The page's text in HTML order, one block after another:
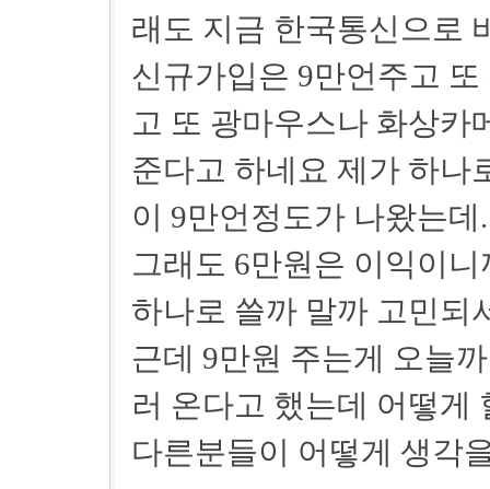
래도 지금 한국통신으로
신규가입은 9만언주고
고 또 광마우스나 화상카
준다고 하네요 제가 하나
이 9만언정도가 나왔는데
그래도 6만원은 이익이
하나로 쓸까 말까 고민되
근데 9만원 주는게 오늘
러 온다고 했는데 어떻게
다른분들이 어떻게 생각